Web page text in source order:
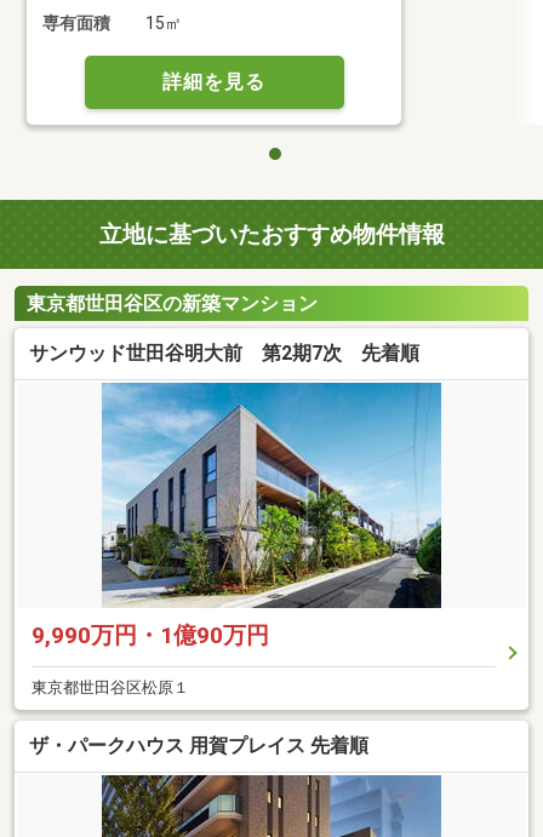
専有面積
15㎡
詳細を見る
立地に基づいたおすすめ物件情報
東京都世田谷区の新築マンション
サンウッド世田谷明大前 第2期7次 先着順
9,990万円・1億90万円
東京都世田谷区松原１
ザ・パークハウス 用賀プレイス 先着順